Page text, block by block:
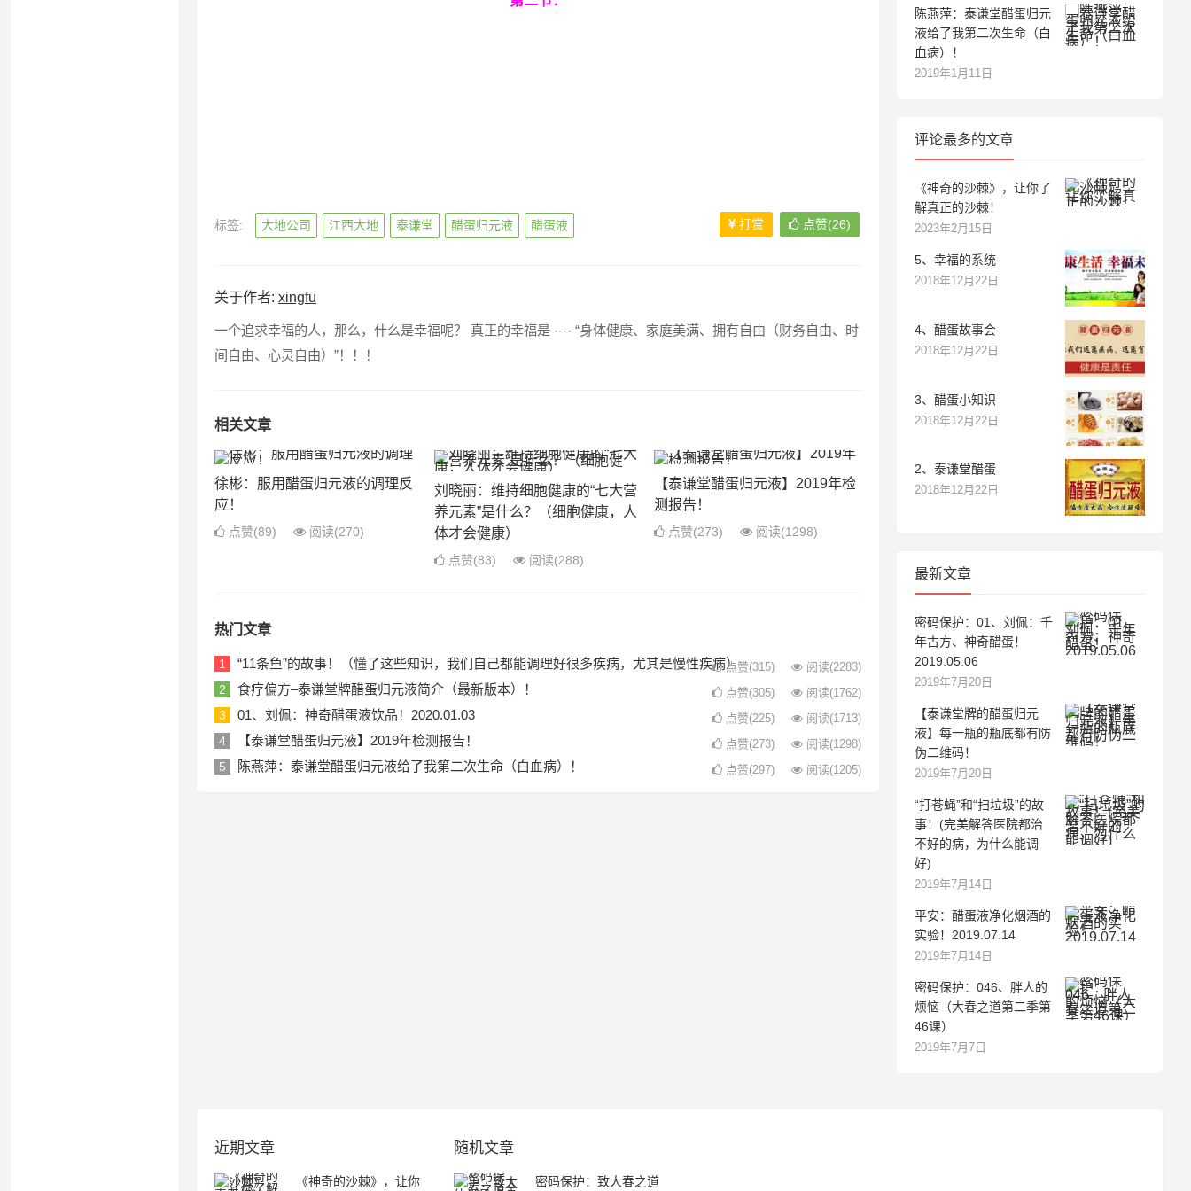
标签: 大地公司 江西大地 泰谦堂 醋蛋归元液 醋蛋液 打赏 点赞(26)
关于作者: xingfu
一个追求幸福的人，那么，什么是幸福呢？ 真正的幸福是 ---- “身体健康、家庭美满、拥有自由（财务自由、时
间自由、心灵自由）”！！！
相关文章
徐彬：服用醋蛋归元液的调理反
应！
点赞(89) 阅读(270)
刘晓丽：维持细胞健康的“七大营
养元素”是什么？（细胞健康，人
体才会健康）
点赞(83) 阅读(288)
【泰谦堂醋蛋归元液】2019年检
测报告！
点赞(273) 阅读(1298)
热门文章
1 “11条鱼”的故事！（懂了这些知识，我们自己都能调理好很多疾病，尤其是慢性疾病）点赞(315) 阅读(2283)
2 食疗偏方–泰谦堂牌醋蛋归元液简介（最新版本）！ 点赞(305) 阅读(1762)
3 01、刘佩：神奇醋蛋液饮品！2020.01.03 点赞(225) 阅读(1713)
4 【泰谦堂醋蛋归元液】2019年检测报告！ 点赞(273) 阅读(1298)
5 陈燕萍：泰谦堂醋蛋归元液给了我第二次生命（白血病）！ 点赞(297) 阅读(1205)
陈燕萍：泰谦堂醋蛋归元
液给了我第二次生命（白
血病）！
2019年1月11日
评论最多的文章
《神奇的沙棘》，让你了
解真正的沙棘！
2023年2月15日
5、幸福的系统
2018年12月22日
4、醋蛋故事会
2018年12月22日
3、醋蛋小知识
2018年12月22日
2、泰谦堂醋蛋
2018年12月22日
最新文章
密码保护：01、刘佩：千
年古方、神奇醋蛋！
2019.05.06
2019年7月20日
【泰谦堂牌的醋蛋归元
液】每一瓶的瓶底都有防
伪二维码！
2019年7月20日
“打苍蝇”和“扫垃圾”的故
事！(完美解答医院都治
不好的病，为什么能调
好)
2019年7月14日
平安：醋蛋液净化烟酒的
实验！2019.07.14
2019年7月14日
密码保护：046、胖人的
烦恼（大春之道第二季第
46课）
2019年7月7日
近期文章
《神奇的沙棘》，让你
随机文章
密码保护：致大春之道